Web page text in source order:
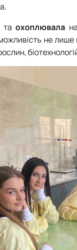
таохоплювала
не